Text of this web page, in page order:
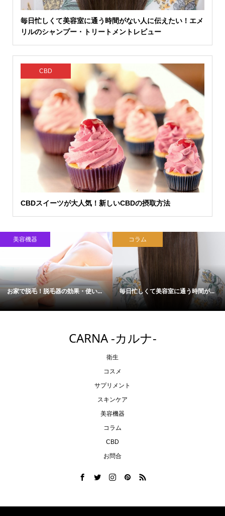
毎日忙しくて美容室に通う時間がない人に伝えたい！エメ
リルのシャンプー・トリートメントレビュー
CBD
CBDスイーツが大人気！新しいCBDの摂取方法
容機器
で脱毛！脱毛器の効果・使い...
コラム
毎日忙しくて美容室に通う時間が... 次
CARNA -カルナ-
衛生
コスメ
サプリメント
スキンケア
美容機器
コラム
CBD
お問合